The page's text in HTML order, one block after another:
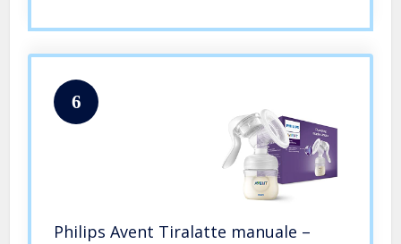
6
Philips Avent Tiralatte manuale –